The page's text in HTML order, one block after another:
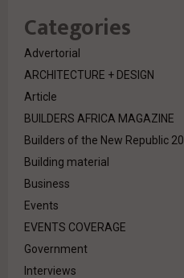
Categories
Advertorial
ARCHITECTURE + DESIGN
Article
BUILDERS AFRICA MAGAZINE
Builders of the New Republic
Building material
Business
Events
EVENTS COVERAGE
Government
Interviews